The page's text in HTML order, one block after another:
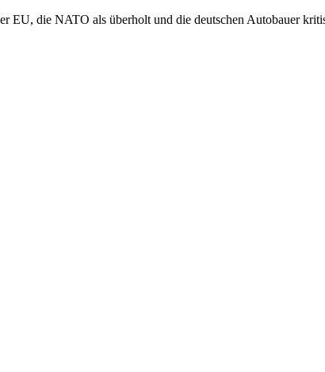
EU, die NATO als überholt und die deutschen Autobauer